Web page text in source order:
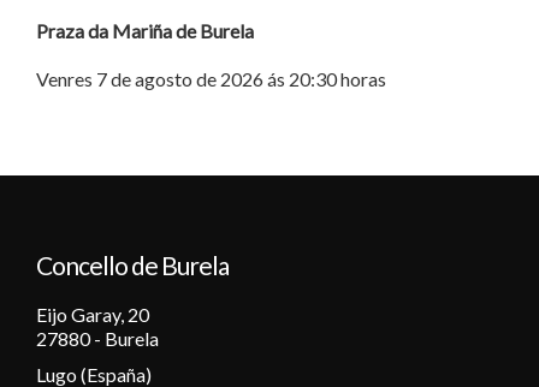
Praza da Mariña de Burela
Venres 7 de agosto de 2026 ás 20:30 horas
Concello de Burela
Eijo Garay, 20
27880 - Burela
Lugo (España)